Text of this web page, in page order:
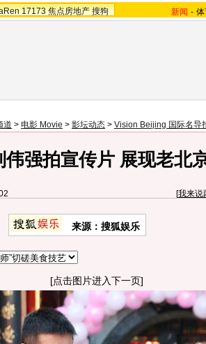
17173 焦点房地产 搜狗 新闻 -
道 > 电影 Movie > 影坛动态 > Vision Beijing 国际名导
伟强拍宣传片 展现老北
[我来说
来源：搜狐娱乐
[点击图片进入下一页]